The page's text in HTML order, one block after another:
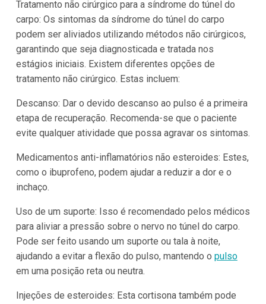
Tratamento não cirúrgico para a síndrome do túnel do
carpo: Os sintomas da síndrome do túnel do carpo
podem ser aliviados utilizando métodos não cirúrgicos,
garantindo que seja diagnosticada e tratada nos
estágios iniciais. Existem diferentes opções de
tratamento não cirúrgico. Estas incluem:
Descanso: Dar o devido descanso ao pulso é a primeira
etapa de recuperação. Recomenda-se que o paciente
evite qualquer atividade que possa agravar os sintomas.
Medicamentos anti-inflamatórios não esteroides: Estes,
como o ibuprofeno, podem ajudar a reduzir a dor e o
inchaço.
Uso de um suporte: Isso é recomendado pelos médicos
para aliviar a pressão sobre o nervo no túnel do carpo.
Pode ser feito usando um suporte ou tala à noite,
ajudando a evitar a flexão do pulso, mantendo o pulso
em uma posição reta ou neutra.
Injeções de esteroides: Esta cortisona também pode